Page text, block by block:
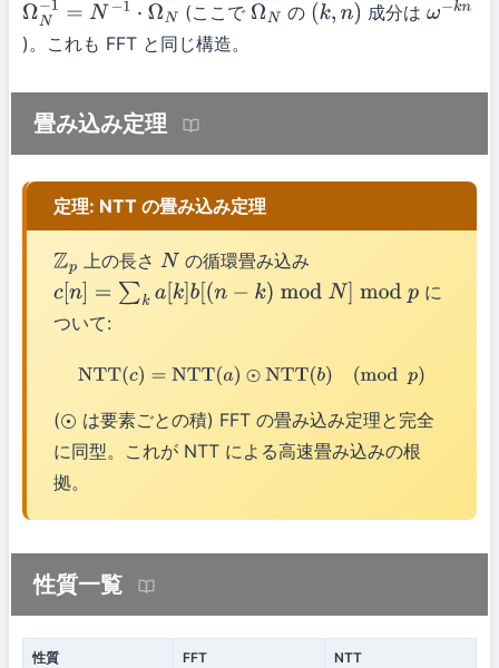
ΩN− 1=N− Ω N ― (ここで ΩN―の (k,n) 成分はω −kn
)。これも FFT と同じ構造。
畳み込み定理
定理: NTT の畳み込み定理
Zp 上の長さ N の循環畳み込み
c[n] =∑ ka[k] b[(n−k)mod N] modp
に
ついて:
NTT c)=NTT(a )⊙ NTT(b)(mod p)
(⊙ は要素ごとの積) FFT の畳み込み定理と完全
に同型。これが NTT による高速畳み込みの根
拠。
性質一覧
性質 FFT NTT